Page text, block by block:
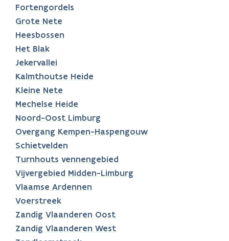
Fortengordels
Grote Nete
Heesbossen
Het Blak
Jekervallei
Kalmthoutse Heide
Kleine Nete
Mechelse Heide
Noord-Oost Limburg
Overgang Kempen-Haspengouw
Schietvelden
Turnhouts vennengebied
Vijvergebied Midden-Limburg
Vlaamse Ardennen
Voerstreek
Zandig Vlaanderen Oost
Zandig Vlaanderen West